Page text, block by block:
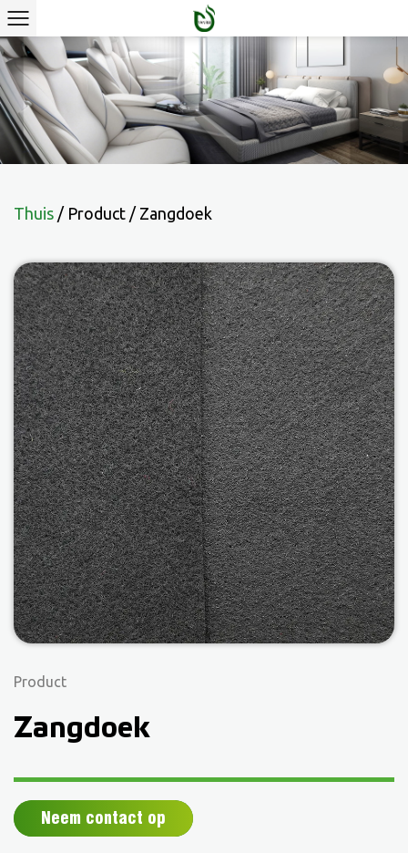
Thuis / Product / Zangdoek
Product
Zangdoek
Neem contact op